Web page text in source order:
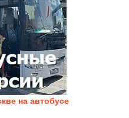
на автобусе